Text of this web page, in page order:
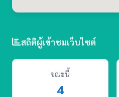
สถิติผู้เข้าชมเว็บไซต์
ขณะนี้
4